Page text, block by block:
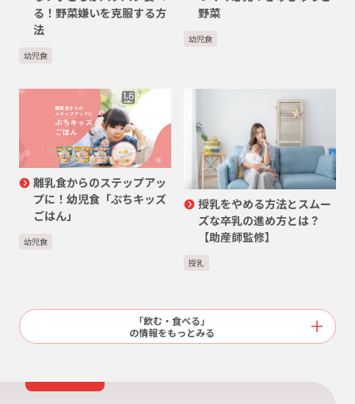
る！野菜嫌いを克服する方
法
幼児食
野菜
幼児食
離乳食からのステップアッ
プに！幼児食「ぷちキッズ
ごはん」
幼児食
授乳をやめる方法とスムー
ズな卒乳の進め方とは？
【助産師監修】
授乳
「飲む・食べる」
の情報をもっとみる